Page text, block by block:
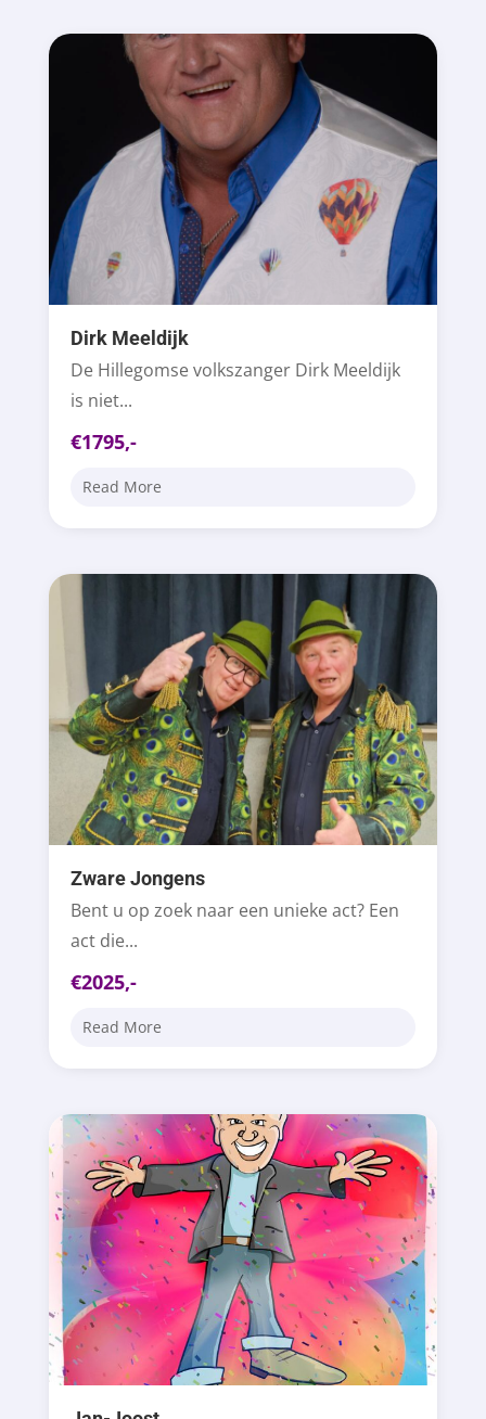
Dirk Meeldijk
De Hillegomse volkszanger Dirk Meeldijk
is niet...
€1795,-
Read More
Zware Jongens
Bent u op zoek naar een unieke act? Een
act die...
€2025,-
Read More